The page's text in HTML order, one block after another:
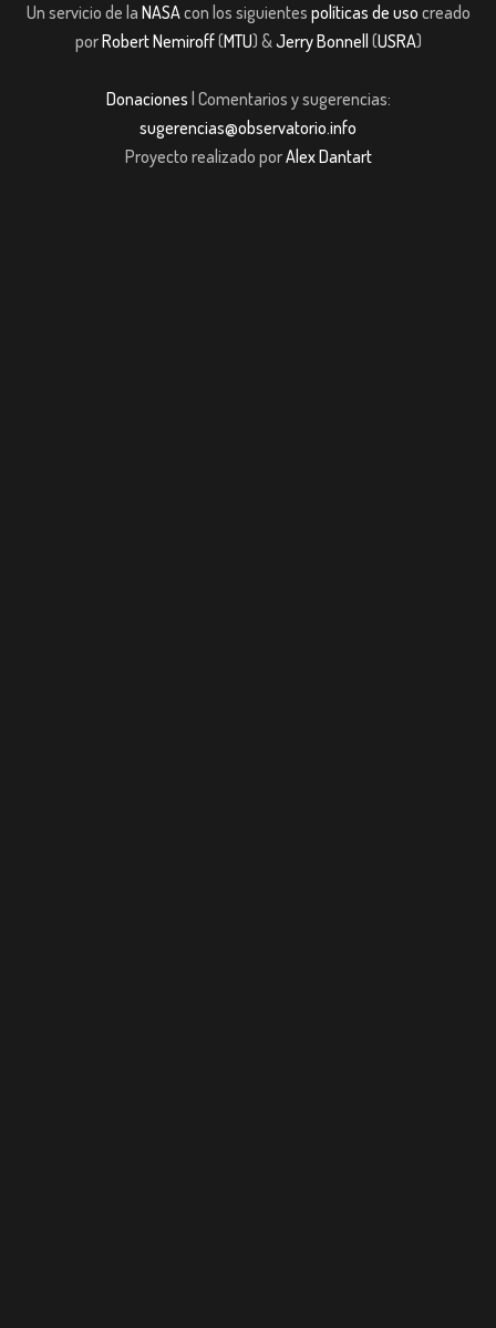
Un servicio de la NASAcon los siguientes políticas de uso creado
porRobert Nemiroff(MTU) &Jerry Bonnell (USRA)
Donaciones | Comentarios y sugerencias:
sugerencias@observatorio.info
Proyecto realizado porAlex Dantart